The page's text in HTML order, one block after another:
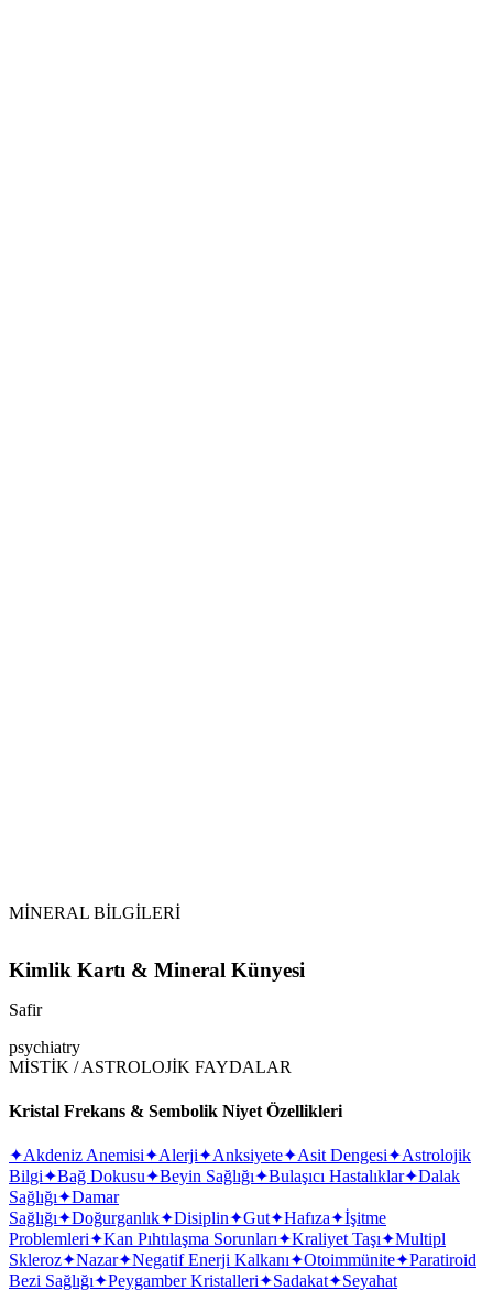
MİNERAL BİLGİLERİ
Kimlik Kartı & Mineral Künyesi
Safir
psychiatry
MİSTİK / ASTROLOJİK FAYDALAR
Kristal Frekans & Sembolik Niyet Özellikleri
✦Akdeniz Anemisi✦Alerji✦Anksiyete✦Asit Dengesi✦Astrolojik
Bilgi✦Bağ Dokusu✦Beyin Sağlığı✦Bulaşıcı Hastalıklar✦Dalak
Sağlığı✦Damar
Sağlığı✦Doğurganlık✦Disiplin✦Gut✦Hafıza✦İşitme
Problemleri✦Kan Pıhtılaşma Sorunları✦Kraliyet Taşı✦Multipl
Skleroz✦Nazar✦Negatif Enerji Kalkanı✦Otoimmünite✦Paratiroid
Bezi Sağlığı✦Peygamber Kristalleri✦Sadakat✦Seyahat